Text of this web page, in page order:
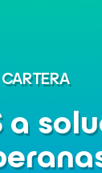
CARTERA
a